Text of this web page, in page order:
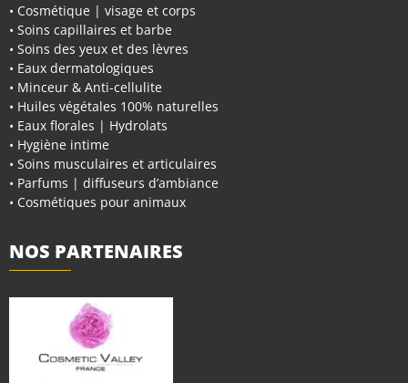
• Cosmétique | visage et corps
• Soins capillaires et barbe
• Soins des yeux et des lèvres
• Eaux dermatologiques
• Minceur & Anti-cellulite
• Huiles végétales 100% naturelles
• Eaux florales | Hydrolats
• Hygiène intime
• Soins musculaires et articulaires
• Parfums | diffuseurs d’ambiance
• Cosmétiques pour animaux
NOS PARTENAIRES